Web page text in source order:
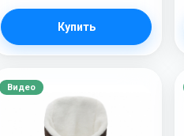
Купить
Видео